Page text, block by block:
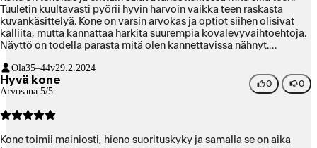
Tuuletin kuultavasti pyörii hyvin harvoin vaikka teen raskasta
kuvankäsittelyä. Kone on varsin arvokas ja optiot siihen olisivat
kalliita, mutta kannattaa harkita suurempia kovalevyvaihtoehtoja.
Näyttö on todella parasta mitä olen kannettavissa nähnyt.
se voi olla huono jos kirjoitta paljon. Omaani otin 36 gigatavua
muistia ja se ei ole kuvankäsittelyssä loppunut vielä kesken
isommillaan projekteilla. Tumma väri saattaa jonkun mielestä
tummansininen. Tumma väri on luonnossa todella tyylikäs. 14"
Airin jälkeen hieman painavalle, mutta hetken päästä sitä ei
Ola35–44v29.2.2024
Hyvä kone
Arvosana 5/5
0 0
Kone toimii mainiosti, hieno suorituskyky ja samalla se on aika